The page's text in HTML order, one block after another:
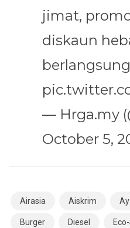
jimat,
diskaun
— Hrga.my
October 5,
Airasia Aiskrim
Burger Diesel